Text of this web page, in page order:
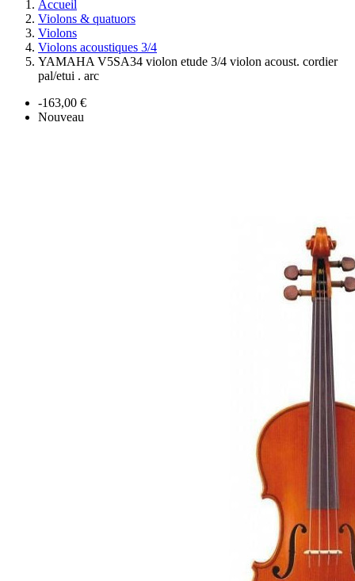
Accueil
Violons & quatuors
Violons
Violons acoustiques 3/4
YAMAHA V5SA34 violon etude 3/4 violon acoust. cordier
pal/etui . arc
-163,00 €
Nouveau